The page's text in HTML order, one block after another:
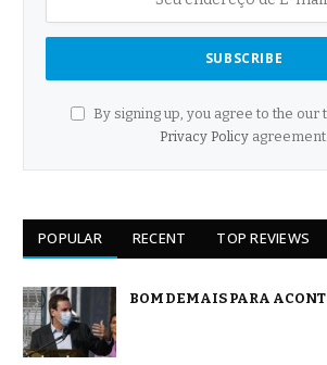
By signing up, you agree to the our
Privacy Policyagreement.
POPULAR RECENT TOP REVIEWS
BOM DEMAIS PARA